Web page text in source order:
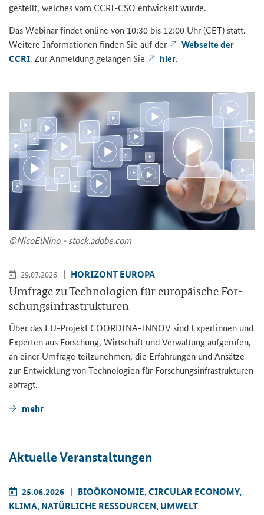
ge­stellt, wel­ches vom CCRI-​CSO ent­wi­ckelt wurde.
Das We­bi­nar fin­det on­line von 10:30 bis 12:00 Uhr (CET) statt.
Wei­te­re In­for­ma­tio­nen fin­den Sie auf der
Web­sei­te der
CCRI. Zur An­mel­dung ge­lan­gen Sie hier.
©Ni­co­ElNi­no - stock.adobe.com
29.07.2026 HO­RI­ZONT EU­RO­PA
Um­fra­ge zu Tech­no­lo­gien für eu­ro­päi­sche For­
schungs­in­fra­struk­tu­ren
Über das EU-​Projekt COORDINA-​INNOV sind Ex­per­tin­nen und
Ex­per­ten aus For­schung, Wirt­schaft und Ver­wal­tung auf­ge­ru­fen,
an einer Um­fra­ge teil­zu­neh­men, die Er­fah­run­gen und An­sät­ze
zur Ent­wick­lung von Tech­no­lo­gien für For­schungs­in­fra­struk­tu­ren
ab­fragt.
mehr
Ak­tu­el­le Ver­an­stal­tun­gen
25.06.2026
BIO­ÖKO­NO­MIE, CIR­CU­LAR ECO­NO­MY,
KLIMA, NA­TÜR­LI­CHE RES­SOUR­CEN, UM­WELT